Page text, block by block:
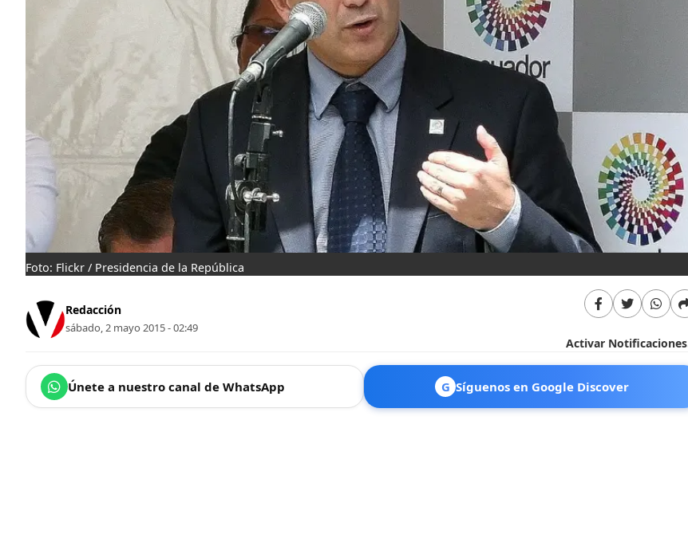
Foto: Flickr / Presidencia de la República
Redacción
sábado, 2 mayo 2015 - 02:49
Activar Notificaciones
Únete a nuestro canal de WhatsApp G Síguenos en Google Discover